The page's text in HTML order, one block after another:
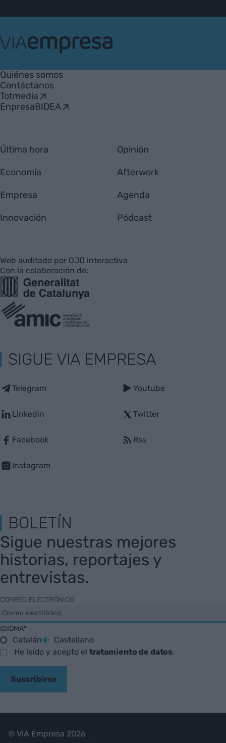
Empresa
Quiénes somos
Contáctanos
Totmedia
EnpresaBIDEA
Última hora
Economía
Empresa
Innovación
Opinión
Afterwork
Agenda
Pódcast
Web auditado por OJD interactiva
Con la colaboración de:
SIGUE VIA EMPRESA
Telegram
Linkedin
Facebook
Instagram
Youtube
Twitter
Rss
BOLETÍN
Sigue nuestras mejores
historias, reportajes y
entrevistas.
CORREO ELECTRÓNICO
IDIOMA*
Catalán
Castellano
He leído y acepto el tratamiento de datos.
Suscribirse
© VIA Empresa 2026